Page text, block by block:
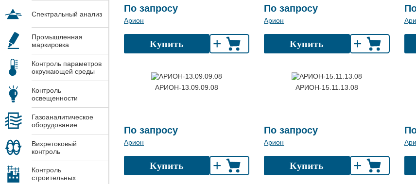
Спектральный анализ
Промышленная
маркировка
Контроль параметров
окружающей среды
Контроль
освещенности
Газоаналитическое
оборудование
Вихретоковый
контроль
Контроль
строительных
По запросу
Арион
Купить +
По запросу
Арион
Купить +
АРИОН-13.09.09.08
По запросу
Арион
Купить +
АРИОН-15.11.13.08
По запросу
Арион
Купить +